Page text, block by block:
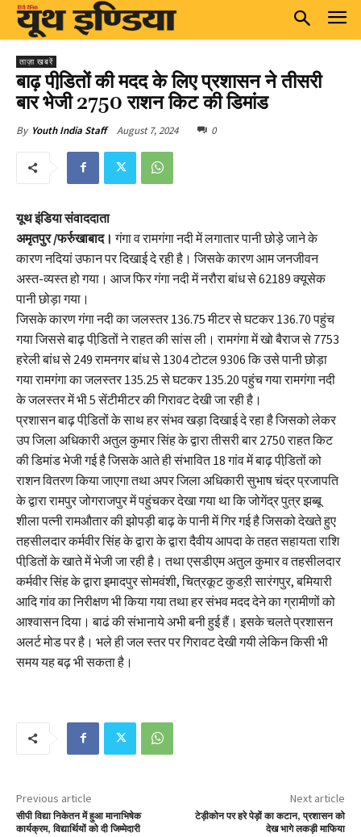
ताज़ा खबरें
बाढ़ पीडि़तों की मदद के लिए प्रशासन ने तीसरी
बार भेजी 2750 राशन किट की डिमांड
By Youth India Staff August 7, 2024 0
यूथ इंडिया संवाददाता
अमृतपुर /फर्रुखाबाद। गंगा व रामगंगा नदी में लगातार पानी छोड़े जाने के
कारण नदियां उफान पर दिखाई दे रही है। जिसके कारण आम जनजीवन
अस्त-व्यस्त हो गया। आज फिर गंगा नदी में नरौरा बांध से 62189 क्यूसेक
पानी छोड़ा गया।
जिसके कारण गंगा नदी का जलस्तर 136.75 मीटर से घटकर 136.70 पहुंच
गया जिससे बाढ़ पीडि़तों ने राहत की सांस ली। रामगंगा में खो बैराज से 7753
हरेली बांध से 249 रामनगर बांध से 1304 टोटल 9306 कि उसे पानी छोड़ा
गया रामगंगा का जलस्तर 135.25 से घटकर 135.20 पहुंच गया रामगंगा नदी
के जलस्तर में भी 5 सेंटीमीटर की गिरावट देखी जा रही है।
प्रशासन बाढ़ पीडि़तों के साथ हर संभव खड़ा दिखाई दे रहा है जिसको लेकर
उप जिला अधिकारी अतुल कुमार सिंह के द्वारा तीसरी बार 2750 राहत किट
की डिमांड भेजी गई है जिसके आते ही संभावित 18 गांव में बाढ़ पीडि़तों को
राशन वितरण किया जाएगा तथा अपर जिला अधिकारी सुभाष चंद्र प्रजापति
के द्वारा रामपुर जोगराजपुर में पहुंचकर देखा गया था कि जोगेंद्र पुत्र झब्बू
शीला पत्नी रामऔतार की झोपड़ी बाढ़ के पानी में गिर गई है जिसको देखते हुए
तहसीलदार कर्मवीर सिंह के द्वारा के द्वारा दैवीय आपदा के तहत सहायता राशि
पीडि़तों के खाते में भेजी जा रही है। तथा एसडीएम अतुल कुमार व तहसीलदार
कर्मवीर सिंह के द्वारा इमादपुर सोमवंशी, चित्रकूट कुडऱी सारंगपुर, बमियारी
आदि गांव का निरीक्षण भी किया गया तथा हर संभव मदद देने का ग्रामीणों को
आश्वासन दिया। बाढं की संभानाये अभी बनी हुई हैं। इसके चलते प्रशासन
अलर्ट मोड पर है। भले ही जल स्तर पर गिरावट देखी गयी लेकिन किसी भी
समय यह बढ़ भी सकता है।
Previous article
सीपी विद्या निकेतन में हुआ मानाभिषेक
कार्यक्रम, विद्यार्थियों को दी जिम्मेदारी
Next article
टेड़ीकोन पर हरे पेड़ों का कटान, प्रशासन को
देख भागे लकड़ी माफिया